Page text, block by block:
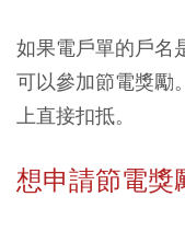
如果電戶單的戶名
可以參加節電獎勵
上直接扣抵。
想申請節電獎